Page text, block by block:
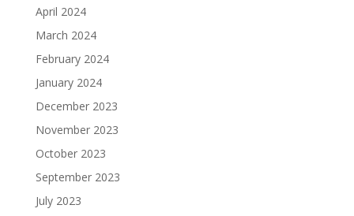
April 2024
March 2024
February 2024
January 2024
December 2023
November 2023
October 2023
September 2023
July 2023